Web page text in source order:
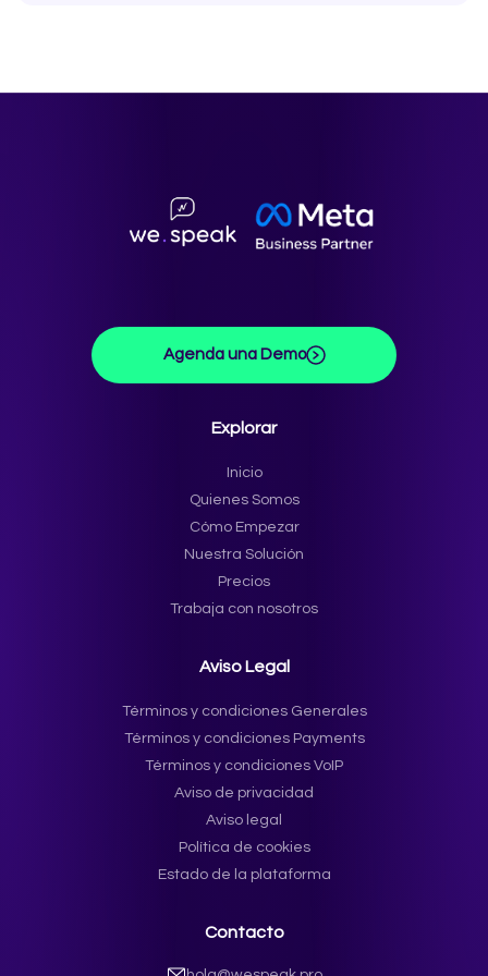
Agenda una Demo
Explorar
Inicio
Quienes Somos
Cómo Empezar
Nuestra Solución
Precios
Trabaja con nosotros
Aviso Legal
Términos y condiciones Generales
Términos y condiciones Payments
Términos y condiciones VoIP
Aviso de privacidad
Aviso legal
Política de cookies
Estado de la plataforma
Contacto